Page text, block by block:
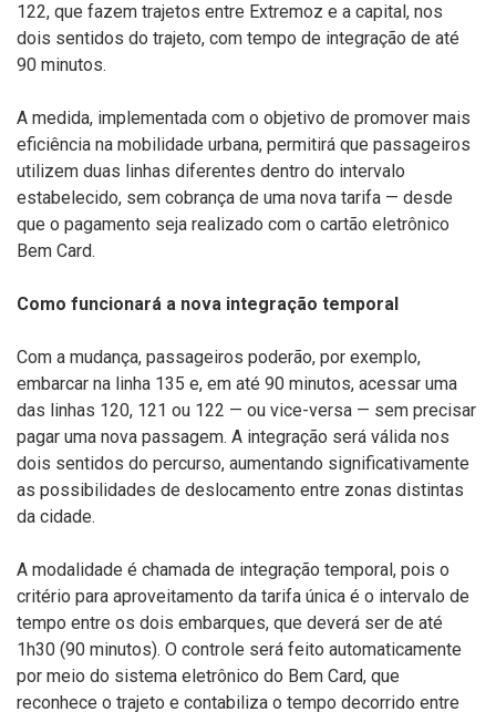
122, que fazem trajetos entre Extremoz e a capital, nos
dois sentidos do trajeto, com tempo de integração de até
90 minutos.
A medida, implementada com o objetivo de promover mais
eficiência na mobilidade urbana, permitirá que passageiros
utilizem duas linhas diferentes dentro do intervalo
estabelecido, sem cobrança de uma nova tarifa — desde
que o pagamento seja realizado com o cartão eletrônico
Bem Card.
Como funcionará a nova integração temporal
Com a mudança, passageiros poderão, por exemplo,
embarcar na linha 135 e, em até 90 minutos, acessar uma
das linhas 120, 121 ou 122 — ou vice-versa — sem precisar
pagar uma nova passagem. A integração será válida nos
dois sentidos do percurso, aumentando significativamente
as possibilidades de deslocamento entre zonas distintas
da cidade.
A modalidade é chamada de integração temporal, pois o
critério para aproveitamento da tarifa única é o intervalo de
tempo entre os dois embarques, que deverá ser de até
1h30 (90 minutos). O controle será feito automaticamente
por meio do sistema eletrônico do Bem Card, que
reconhece o trajeto e contabiliza o tempo decorrido entre